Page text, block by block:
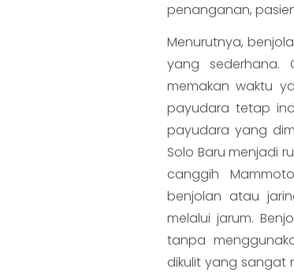
penanganan,
Menurutnya,
yang sederhana.
memakan waktu
payudara tetap
payudara yang
Solo Baru menjadi
canggih
benjolan atau
melalui jarum.
tanpa
dikulit yang sangat